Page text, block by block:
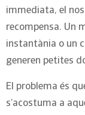
immediata, el
recompensa. Un
instantània o un
generen petites
El problema és
s’acostuma a